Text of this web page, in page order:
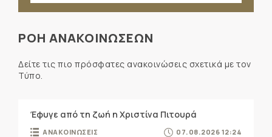
ΡΟΗ ΑΝΑΚΟΙΝΩΣΕΩΝ
Δείτε τις πιο πρόσφατες ανακοινώσεις σχετικά με τον
Τύπο.
Έφυγε από τη ζωή η Χριστίνα Πιτουρά
ΑΝΑΚΟΙΝΩΣΕΙΣ 07.08.2026 12:24